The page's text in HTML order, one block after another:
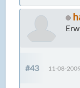
#43 11-08-